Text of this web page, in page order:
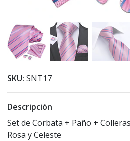
SKU: SNT17
Descripción
Set de Corbata + Paño +
Rosa y Celeste